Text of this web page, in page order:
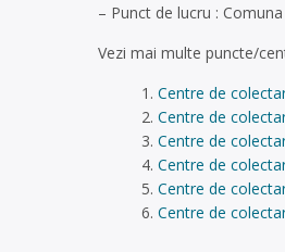
– Punct de lucru :
Vezi mai multe puncte/
Centre de
Centre de
Centre de
Centre de
Centre de
Centre de